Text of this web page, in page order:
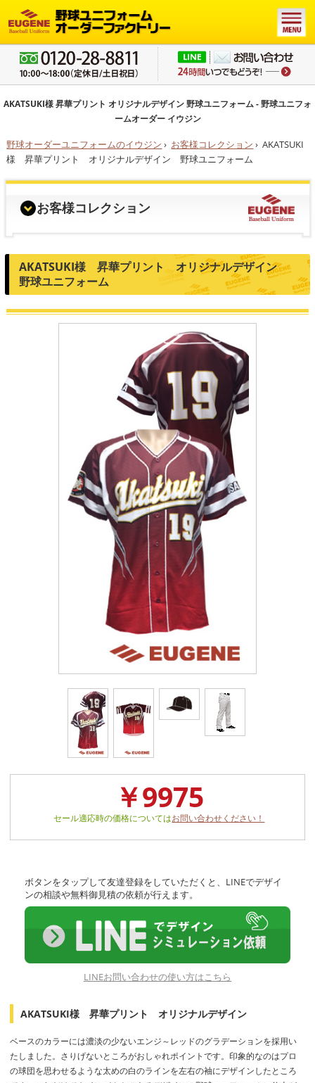
AKATSUKI様 昇華プリント オリジナルデザイン 野球ユニフォーム - 野球ユニフォ
ームオーダー イウジン
野球オーダーユニフォームのイウジン › お客様コレクション › AKATSUKI
様 昇華プリント オリジナルデザイン 野球ユニフォーム
お客様コレクション
AKATSUKI様 昇華プリント オリジナルデザイン
野球ユニフォーム
￥9975
セール適応時の価格についてはお問い合わせください！
ボタンをタップして友達登録をしていただくと、LINEでデザイ
ンの相談や無料御見積の依頼が行えます。
LINEお問い合わせの使い方はこちら
AKATSUKI様 昇華プリント オリジナルデザイン
ベースのカラーには濃淡の少ないエンジ～レッドのグラデーションを採用い
たしました。さりげないところがおしゃれポイントです。印象的なのはプロ
の球団を思わせるような太めの白のラインを左右の袖にデザインしたところ